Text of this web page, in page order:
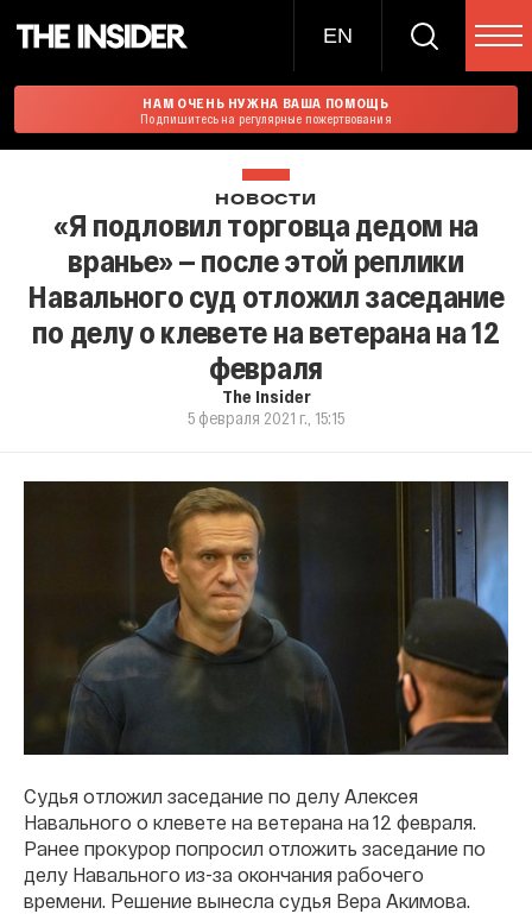
EN
НАМ ОЧЕНЬ НУЖНА ВАША ПОМОЩЬ
Подпишитесь на регулярные пожертвования
НОВОСТИ
«Я подловил торговца дедом на
вранье» — после этой реплики
Навального суд отложил заседание
по делу о клевете на ветерана на 12
февраля
The Insider
5 февраля 2021 г., 15:15
Судья отложил заседание по делу Алексея
Навального о клевете на ветерана на 12 февраля.
Ранее прокурор попросил отложить заседание по
делу Навального из-за окончания рабочего
времени. Решение вынесла судья Вера Акимова.